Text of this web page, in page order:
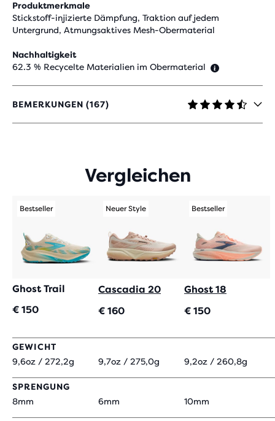
Produktmerkmale
Stickstoff-injizierte Dämpfung, Traktion auf jedem
Untergrund, Atmungsaktives Mesh-Obermaterial
Nachhaltigkeit
62.3 % Recycelte Materialien im Obermaterial
BEMERKUNGEN (167)
4,4
VON
Vergleichen
Bestseller
Ghost Trail
€ 150
Neuer Style
Cascadia 20
€ 160
Bestseller
Ghost 18
€ 150
GEWICHT
9,6oz / 272,2g
9,7oz / 275,0g 9,2oz / 260,8g
SPRENGUNG
8mm
6mm 10mm